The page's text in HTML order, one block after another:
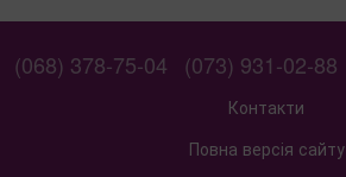
(068) 378-75-04 (073) 931-02-88
Контакти
Повна версія сайту